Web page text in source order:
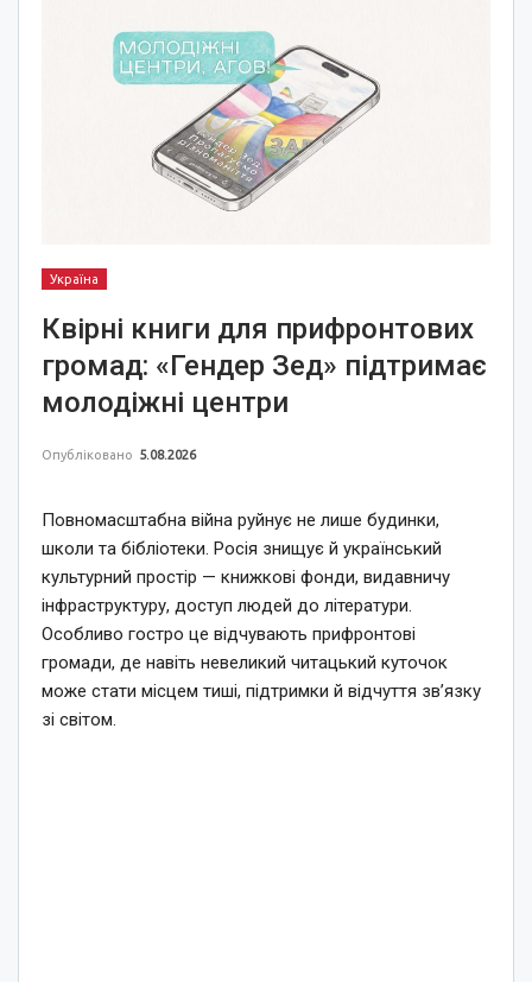
Україна
Квірні книги для прифронтових
громад: «Гендер Зед» підтримає
молодіжні центри
Опубліковано 5.08.2026
Повномасштабна війна руйнує не лише будинки,
школи та бібліотеки. Росія знищує й український
культурний простір — книжкові фонди, видавничу
інфраструктуру, доступ людей до літератури.
Особливо гостро це відчувають прифронтові
громади, де навіть невеликий читацький куточок
може стати місцем тиші, підтримки й відчуття зв’язку
зі світом.